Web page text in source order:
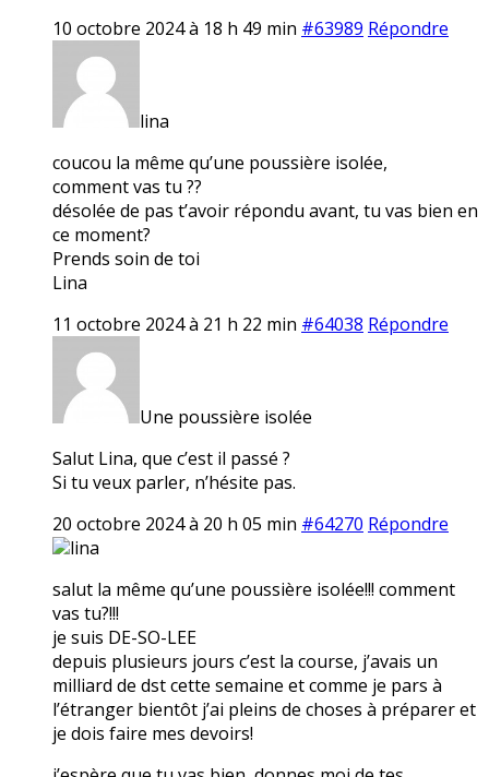
10 octobre 2024 à 18 h 49 min #63989 Répondre
lina
coucou la même qu’une poussière isolée,
comment vas tu ??
désolée de pas t’avoir répondu avant, tu vas bien en
ce moment?
Prends soin de toi
Lina
11 octobre 2024 à 21 h 22 min #64038 Répondre
Une poussière isolée
Salut Lina, que c’est il passé ?
Si tu veux parler, n’hésite pas.
20 octobre 2024 à 20 h 05 min #64270 Répondre
lina
salut la même qu’une poussière isolée!!! comment
vas tu?!!!
je suis DE-SO-LEE
depuis plusieurs jours c’est la course, j’avais un
milliard de dst cette semaine et comme je pars à
l’étranger bientôt j’ai pleins de choses à préparer et
je dois faire mes devoirs!